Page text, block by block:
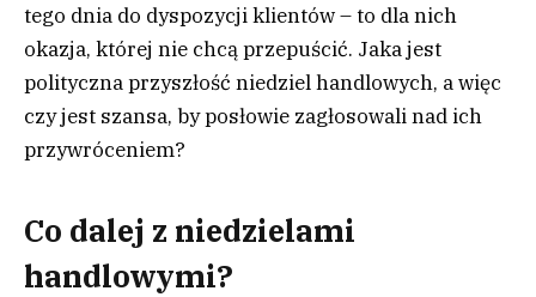
tego dnia do dyspozycji klientów – to dla nich
okazja, której nie chcą przepuścić. Jaka jest
polityczna przyszłość niedziel handlowych, a więc
czy jest szansa, by posłowie zagłosowali nad ich
przywróceniem?
Co dalej z niedzielami
handlowymi?